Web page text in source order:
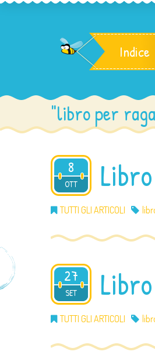
Indice
"libro per
8
OTT
2012
TUTTI GLI ARTICOLI
27
SET
2012
TUTTI GLI ARTICOLI